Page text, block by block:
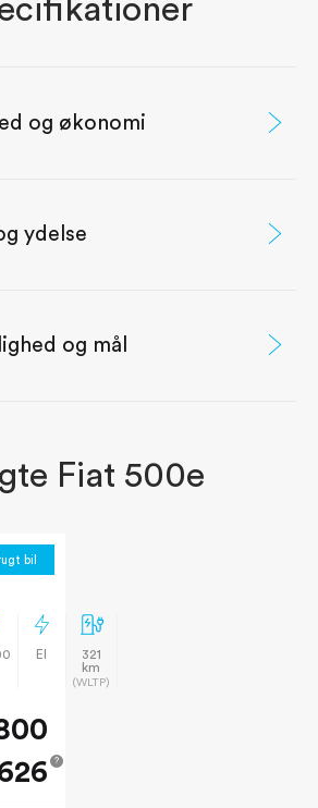
og økonomi
ydelse
og mål
Fiat 500e
bil
El
321
km
(WLTP)
?